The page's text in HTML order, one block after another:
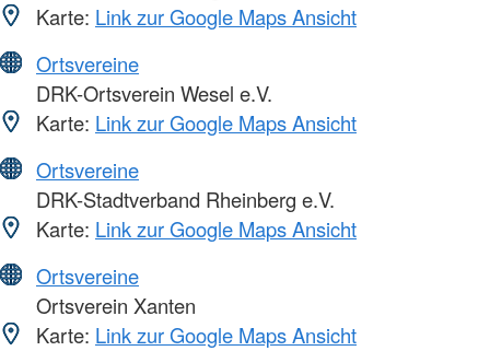
Karte: Link zur Google Maps Ansicht
Ortsvereine
DRK-Ortsverein Wesel e.V.
Karte: Link zur Google Maps Ansicht
Ortsvereine
DRK-Stadtverband Rheinberg e.V.
Karte: Link zur Google Maps Ansicht
Ortsvereine
Ortsverein Xanten
Karte: Link zur Google Maps Ansicht